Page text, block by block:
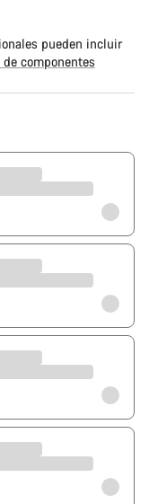
pueden incluir
componentes